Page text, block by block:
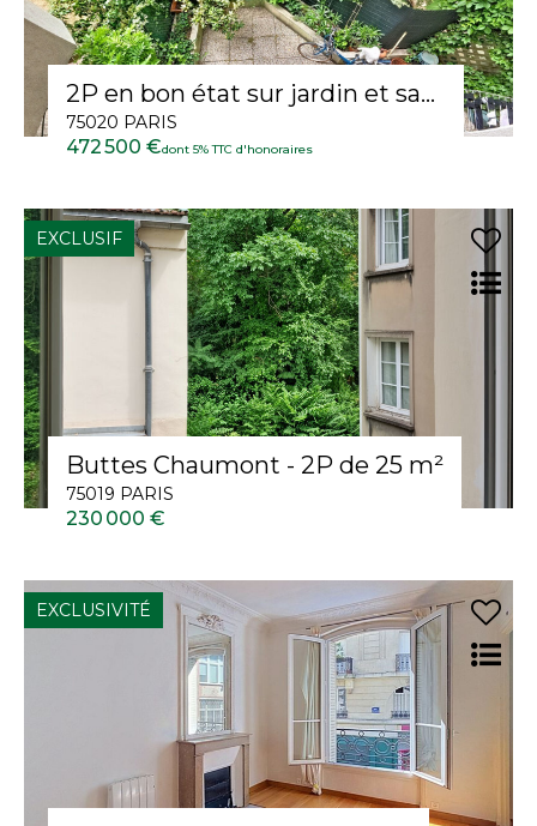
2P en bon état sur jardin et sans vis à vis
75020 PARIS
472 500 €dont 5% TTC d'honoraires
EXCLUSIF
Buttes Chaumont - 2P de 25 m²
75019 PARIS
230 000 €
EXCLUSIVITÉ